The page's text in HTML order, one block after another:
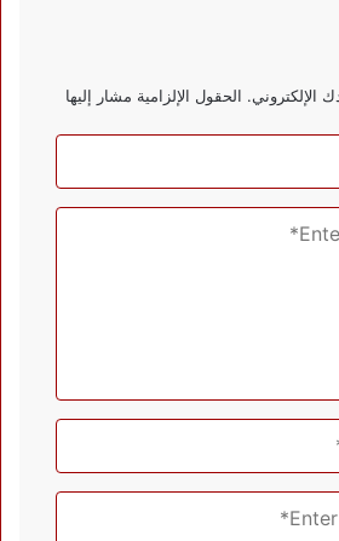
الإلكتروني. الحقول الإلزامية مشار إليها